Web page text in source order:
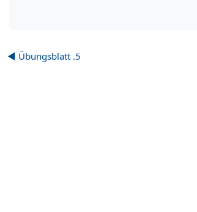
5. Übungsblatt ◀︎